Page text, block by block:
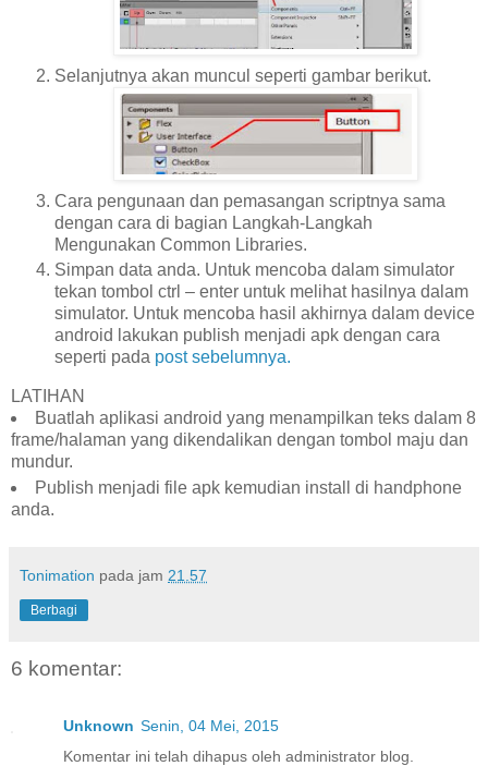
Selanjutnya akan muncul seperti gambar berikut.
Cara pengunaan dan pemasangan scriptnya sama
dengan cara di bagian Langkah-Langkah
Mengunakan Common Libraries.
Simpan data anda. Untuk mencoba dalam simulator
tekan tombol ctrl – enter untuk melihat hasilnya dalam
simulator. Untuk mencoba hasil akhirnya dalam device
android lakukan publish menjadi apk dengan cara
seperti pada post sebelumnya.
LATIHAN
Buatlah aplikasi android yang menampilkan teks dalam 8
frame/halaman yang dikendalikan dengan tombol maju dan
mundur.
Publish menjadi file apk kemudian install di handphone
anda.
Tonimation pada jam 21.57
Berbagi
6 komentar:
Unknown Senin, 04 Mei, 2015
Komentar ini telah dihapus oleh administrator blog.